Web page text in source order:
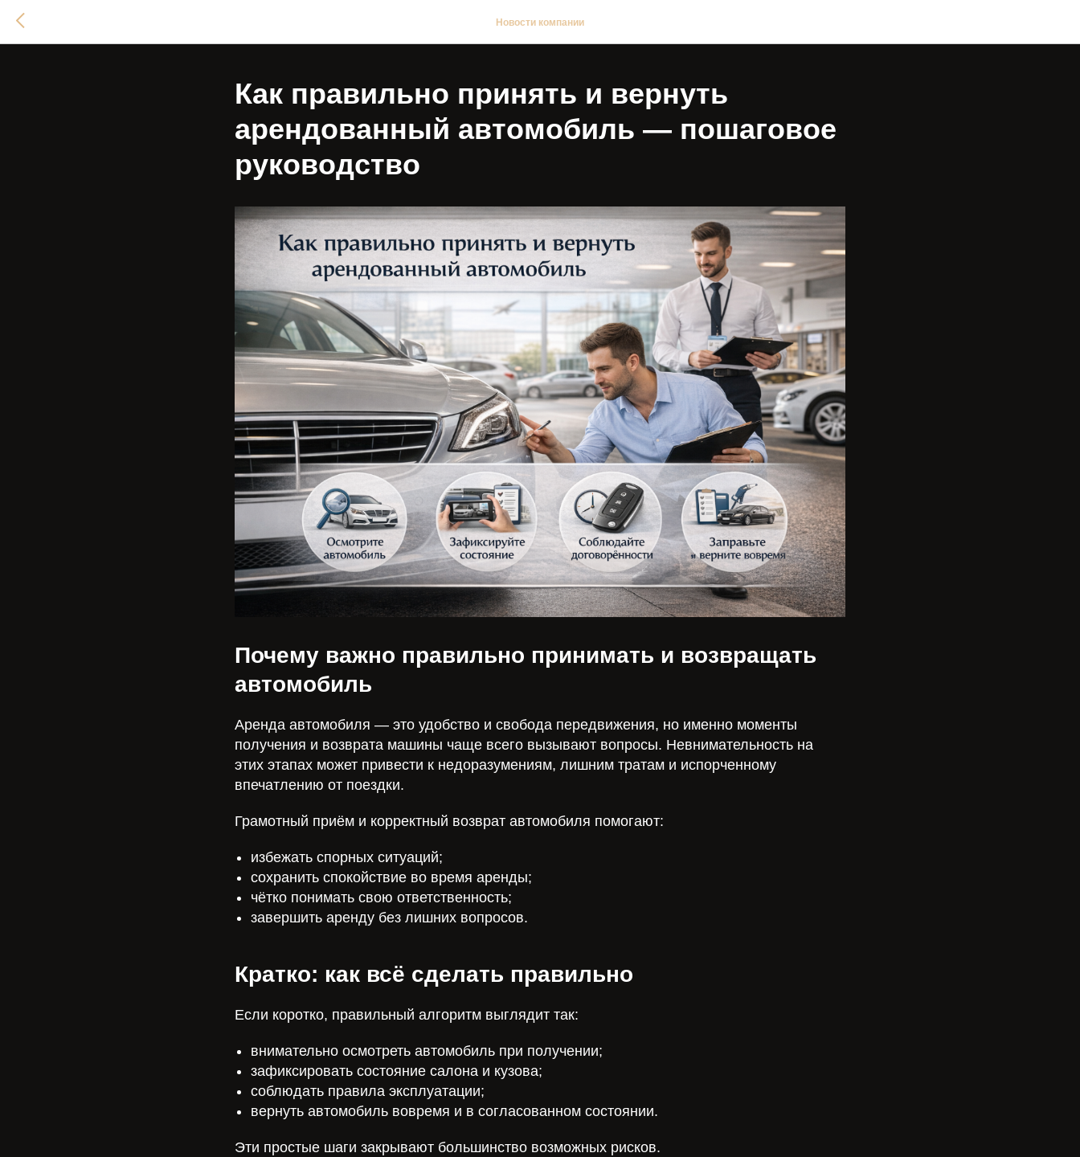
Новости компании
Как правильно принять и вернуть
арендованный автомобиль — пошаговое
руководство
Почему важно правильно принимать и возвращать
автомобиль
Аренда автомобиля — это удобство и свобода передвижения, но именно моменты
получения и возврата машины чаще всего вызывают вопросы. Невнимательность на
этих этапах может привести к недоразумениям, лишним тратам и испорченному
впечатлению от поездки.
Грамотный приём и корректный возврат автомобиля помогают:
избежать спорных ситуаций;
сохранить спокойствие во время аренды;
чётко понимать свою ответственность;
завершить аренду без лишних вопросов.
Кратко: как всё сделать правильно
Если коротко, правильный алгоритм выглядит так:
внимательно осмотреть автомобиль при получении;
зафиксировать состояние салона и кузова;
соблюдать правила эксплуатации;
вернуть автомобиль вовремя и в согласованном состоянии.
Эти простые шаги закрывают большинство возможных рисков.